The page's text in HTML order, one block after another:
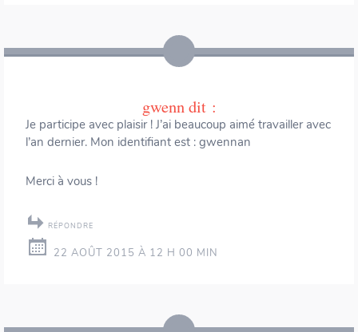
gwenndit :
Je participe avec plaisir ! J’ai beaucoup aimé travailler avec
l’an dernier. Mon identifiant est : gwennan
Merci à vous !
RÉPONDRE
22 AOÛT 2015 À 12 H 00 MIN